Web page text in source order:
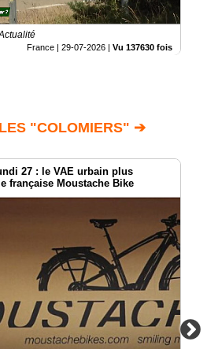
France | 29-07-2026 | Vu 137630 fois
"COLOMIERS" ➔
27 : le VAE urbain plus
française Moustache Bike